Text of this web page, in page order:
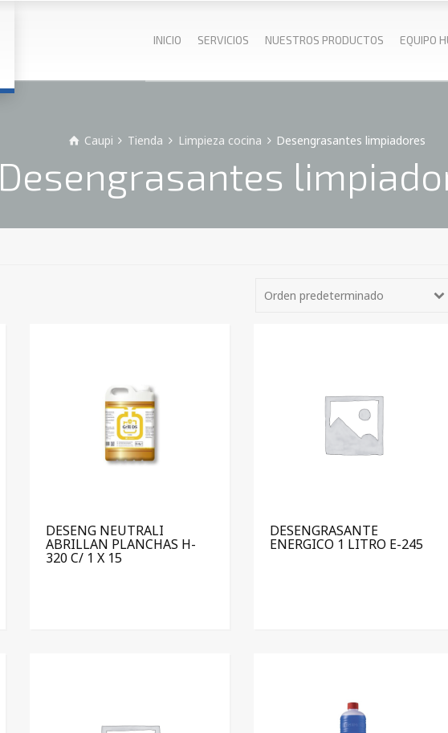
INICIO SERVICIOS NUESTROS PRODUCTOS EQUIPO
Caupi Tienda Limpieza cocina Desengrasantes limpiadores
Desengrasantes
Orden predeterminado
DESENG NEUTRALI
ABRILLAN PLANCHAS H-
320 C/ 1 X 15
DESENGRASANTE
ENERGICO 1 LITRO E-245